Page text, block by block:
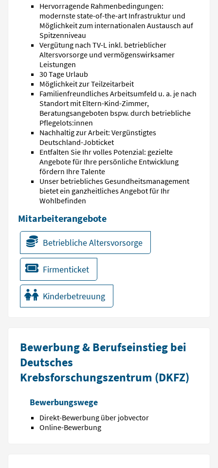
Hervorragende Rahmenbedingungen:
modernste state-of-the-art Infrastruktur und
Möglichkeit zum internationalen Austausch auf
Spitzenniveau
Vergütung nach TV-L inkl. betrieblicher
Altersvorsorge und vermögenswirksamer
Leistungen
30 Tage Urlaub
Möglichkeit zur Teilzeitarbeit
Familienfreundliches Arbeitsumfeld u. a. je nach
Standort mit Eltern-Kind-Zimmer,
Beratungsangeboten bspw. durch betriebliche
Pflegelots:innen
Nachhaltig zur Arbeit: Vergünstigtes
Deutschland-Jobticket
Entfalten Sie Ihr volles Potenzial: gezielte
Angebote für Ihre persönliche Entwicklung
fördern Ihre Talente
Unser betriebliches Gesundheitsmanagement
bietet ein ganzheitliches Angebot für Ihr
Wohlbefinden
Mitarbeiterangebote
Betriebliche Altersvorsorge
Firmenticket
Kinderbetreuung
Bewerbung & Berufseinstieg bei
Deutsches
Krebsforschungszentrum (DKFZ)
Bewerbungswege
Direkt-Bewerbung über jobvector
Online-Bewerbung